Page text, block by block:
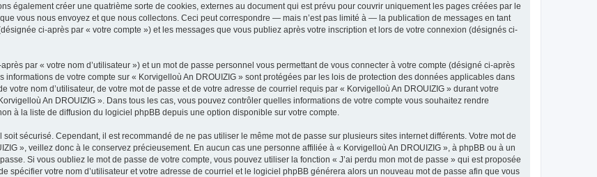
également créer une quatrième sorte de cookies, externes au document qui est prévu pour couvrir uniquement les pages créées par le
vous nous envoyez et que nous collectons. Ceci peut correspondre — mais n’est pas limité à — la publication de messages en tant
ci-après par « votre compte ») et les messages que vous publiez après votre inscription et lors de votre connexion (désignés ci-
par « votre nom d’utilisateur ») et un mot de passe personnel vous permettant de vous connecter à votre compte (désigné ci-après
de votre compte sur « Korvigelloù An DROUIZIG » sont protégées par les lois de protection des données applicables dans
votre nom d’utilisateur, de votre mot de passe et de votre adresse de courriel requis par « Korvigelloù An DROUIZIG » durant votre
An DROUIZIG ». Dans tous les cas, vous pouvez contrôler quelles informations de votre compte vous souhaitez rendre
à la liste de diffusion du logiciel phpBB depuis une option disponible sur votre compte.
sécurisé. Cependant, il est recommandé de ne pas utiliser le même mot de passe sur plusieurs sites internet différents. Votre mot de
», veillez donc à le conservez précieusement. En aucun cas une personne affiliée à « Korvigelloù An DROUIZIG », à phpBB ou à un
Si vous oubliez le mot de passe de votre compte, vous pouvez utiliser la fonction « J’ai perdu mon mot de passe » qui est proposée
spécifier votre nom d’utilisateur et votre adresse de courriel et le logiciel phpBB générera alors un nouveau mot de passe afin que vous